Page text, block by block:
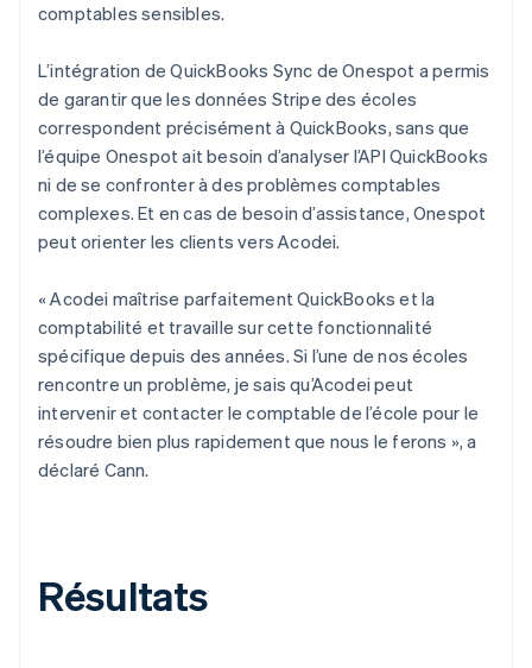
comptables sensibles.
L’intégration de QuickBooks Sync de Onespot a permis
de garantir que les données Stripe des écoles
correspondent précisément à QuickBooks, sans que
l’équipe Onespot ait besoin d’analyser l’API QuickBooks
ni de se confronter à des problèmes comptables
complexes. Et en cas de besoin d’assistance, Onespot
peut orienter les clients vers Acodei.
« Acodei maîtrise parfaitement QuickBooks et la
comptabilité et travaille sur cette fonctionnalité
spécifique depuis des années. Si l’une de nos écoles
rencontre un problème, je sais qu’Acodei peut
intervenir et contacter le comptable de l’école pour le
résoudre bien plus rapidement que nous le ferons », a
déclaré Cann.
Résultats